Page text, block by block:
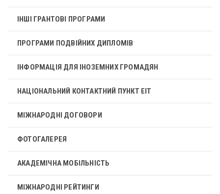
ІНШІ ГРАНТОВІ ПРОГРАМИ
ПРОГРАМИ ПОДВІЙНИХ ДИПЛОМІВ
ІНФОРМАЦІЯ ДЛЯ ІНОЗЕМНИХ ГРОМАДЯН
НАЦІОНАЛЬНИЙ КОНТАКТНИЙ ПУНКТ ЕІТ
МІЖНАРОДНІ ДОГОВОРИ
ФОТОГАЛЕРЕЯ
АКАДЕМІЧНА МОБІЛЬНІСТЬ
МІЖНАРОДНІ РЕЙТИНГИ